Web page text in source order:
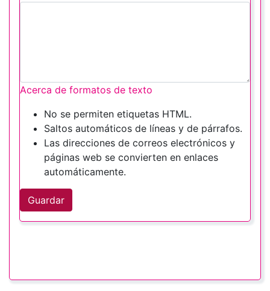
Acerca de formatos de texto
No se permiten etiquetas HTML.
Saltos automáticos de líneas y de párrafos.
Las direcciones de correos electrónicos y
páginas web se convierten en enlaces
automáticamente.
Guardar